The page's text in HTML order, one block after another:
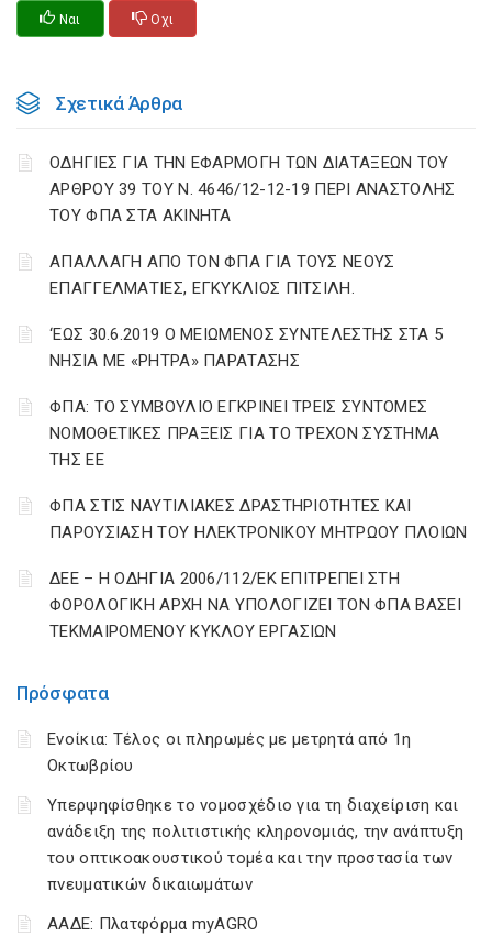
Πρόσφατα
Ενοίκια: Τέλος οι πληρωμές με μετρητά από 1η
Οκτωβρίου
Υπερψηφίσθηκε το νομοσχέδιο για τη διαχείριση και
ανάδειξη της πολιτιστικής κληρονομιάς, την ανάπτυξη
του οπτικοακουστικού τομέα και την προστασία των
πνευματικών δικαιωμάτων
ΑΑΔΕ: Πλατφόρμα myAGRO
Ναι Οχι
Σχετικά Άρθρα
ΟΔΗΓΙΕΣ ΓΙΑ ΤΗΝ ΕΦΑΡΜΟΓΗ ΤΩΝ ΔΙΑΤΑΞΕΩΝ ΤΟΥ
ΑΡΘΡΟΥ 39 ΤΟΥ Ν. 4646/12-12-19 ΠΕΡΙ ΑΝΑΣΤΟΛΗΣ
ΤΟΥ ΦΠΑ ΣΤΑ ΑΚΙΝΗΤΑ
ΑΠΑΛΛΑΓΗ ΑΠΟ ΤΟΝ ΦΠΑ ΓΙΑ ΤΟΥΣ ΝΕΟΥΣ
ΕΠΑΓΓΕΛΜΑΤΙΕΣ, ΕΓΚΥΚΛΙΟΣ ΠΙΤΣΙΛΗ.
‘ΕΩΣ 30.6.2019 Ο ΜΕΙΩΜΕΝΟΣ ΣΥΝΤΕΛΕΣΤΗΣ ΣΤΑ 5
ΝΗΣΙΑ ΜΕ «ΡΗΤΡΑ» ΠΑΡΑΤΑΣΗΣ
ΦΠΑ: ΤΟ ΣΥΜΒΟΥΛΙΟ ΕΓΚΡΙΝΕΙ ΤΡΕΙΣ ΣΥΝΤΟΜΕΣ
ΝΟΜΟΘΕΤΙΚΕΣ ΠΡΑΞΕΙΣ ΓΙΑ ΤΟ ΤΡΕΧΟΝ ΣΥΣΤΗΜΑ
ΤΗΣ ΕΕ
ΦΠΑ ΣΤΙΣ ΝΑΥΤΙΛΙΑΚΕΣ ΔΡΑΣΤΗΡΙΟΤΗΤΕΣ ΚΑΙ
ΠΑΡΟΥΣΙΑΣΗ ΤΟΥ ΗΛΕΚΤΡΟΝΙΚΟΥ ΜΗΤΡΩΟΥ ΠΛΟΙΩΝ
ΔΕΕ – Η ΟΔΗΓΙΑ 2006/112/ΕΚ ΕΠΙΤΡΕΠΕΙ ΣΤΗ
ΦΟΡΟΛΟΓΙΚΗ ΑΡΧΗ ΝΑ ΥΠΟΛΟΓΙΖΕΙ ΤΟΝ ΦΠΑ ΒΑΣΕΙ
ΤΕΚΜΑΙΡΟΜΕΝΟΥ ΚΥΚΛΟΥ ΕΡΓΑΣΙΩΝ